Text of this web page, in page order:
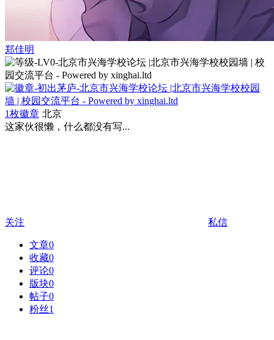
郑佳明
1枚徽章 北京
这家伙很懒，什么都没有写...
关注 私信
文章0
收藏0
评论0
版块0
帖子0
粉丝1